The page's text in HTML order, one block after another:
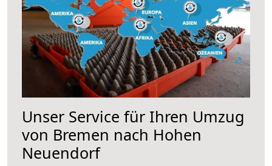
Unser Service für Ihren Umzug
von Bremen nach Hohen
Neuendorf